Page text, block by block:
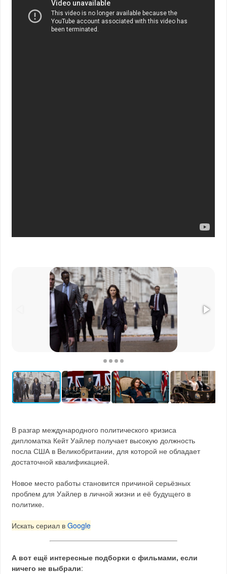
В разгар международного политического кризиса
дипломатка Кейт Уайлер получает высокую должность
посла США в Великобритании, для которой не обладает
достаточной квалификацией.
Новое место работы становится причиной серьёзных
проблем для Уайлер в личной жизни и её будущего в
политике.
Искать сериал вGoogle
А вот ещё интересные подборки с фильмами, если
ничего не выбрали: